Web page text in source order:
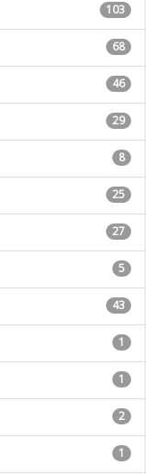
103
68
46
29
8
25
27
5
43
1
1
2
1